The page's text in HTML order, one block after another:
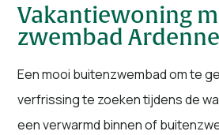
Vakantiewoning
zwembad
Een mooi buitenzwembad om te
verfrissing te zoeken tijdens de
een verwarmd binnen of